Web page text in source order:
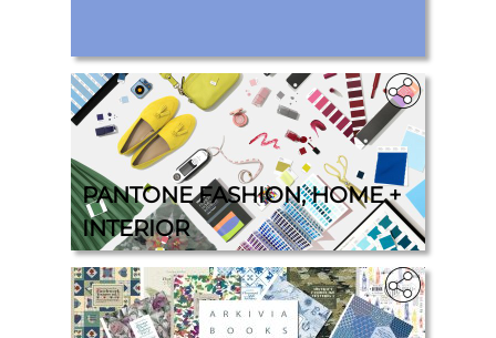
PANTONE FASHION, HOME +
INTERIOR